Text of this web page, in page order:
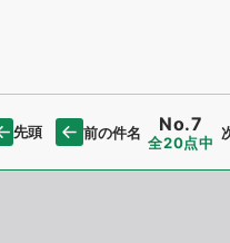
先頭 前の件名 No.7
全20点中